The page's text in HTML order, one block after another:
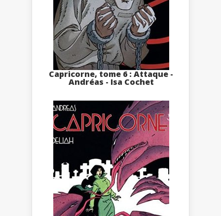
Capricorne, tome 6 : Attaque -
Andréas - Isa Cochet